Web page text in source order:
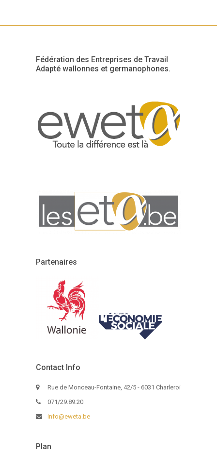
Fédération des Entreprises de Travail
Adapté wallonnes et germanophones.
Partenaires
Contact Info
Rue de Monceau-Fontaine, 42/5 - 6031 Charleroi
071/29.89.20
info@eweta.be
Plan